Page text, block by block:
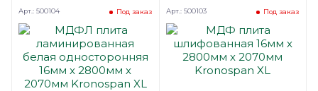
Под заказ
Арт.: 500104 Под заказ
Арт.: 500103